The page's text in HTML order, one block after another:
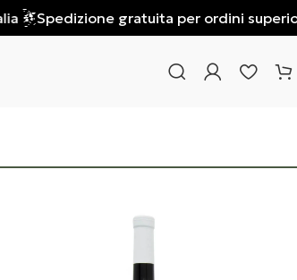
Spedizione gratuita per ordini superiori